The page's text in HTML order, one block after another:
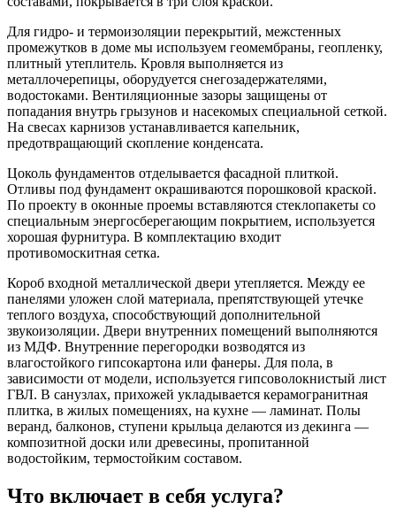
Для гидро- и термоизоляции перекрытий, межстенных
промежутков в доме мы используем геомембраны, геопленку,
плитный утеплитель. Кровля выполняется из
металлочерепицы, оборудуется снегозадержателями,
водостоками. Вентиляционные зазоры защищены от
попадания внутрь грызунов и насекомых специальной сеткой.
На свесах карнизов устанавливается капельник,
предотвращающий скопление конденсата.
Цоколь фундаментов отделывается фасадной плиткой.
Отливы под фундамент окрашиваются порошковой краской.
По проекту в оконные проемы вставляются стеклопакеты со
специальным энергосберегающим покрытием, используется
хорошая фурнитура. В комплектацию входит
противомоскитная сетка.
Короб входной металлической двери утепляется. Между ее
панелями уложен слой материала, препятствующей утечке
теплого воздуха, способствующий дополнительной
звукоизоляции. Двери внутренних помещений выполняются
из МДФ. Внутренние перегородки возводятся из
влагостойкого гипсокартона или фанеры. Для пола, в
зависимости от модели, используется гипсоволокнистый лист
ГВЛ. В санузлах, прихожей укладывается керамогранитная
плитка, в жилых помещениях, на кухне — ламинат. Полы
веранд, балконов, ступени крыльца делаются из декинга —
композитной доски или древесины, пропитанной
водостойким, термостойким составом.
Что включает в себя услуга?